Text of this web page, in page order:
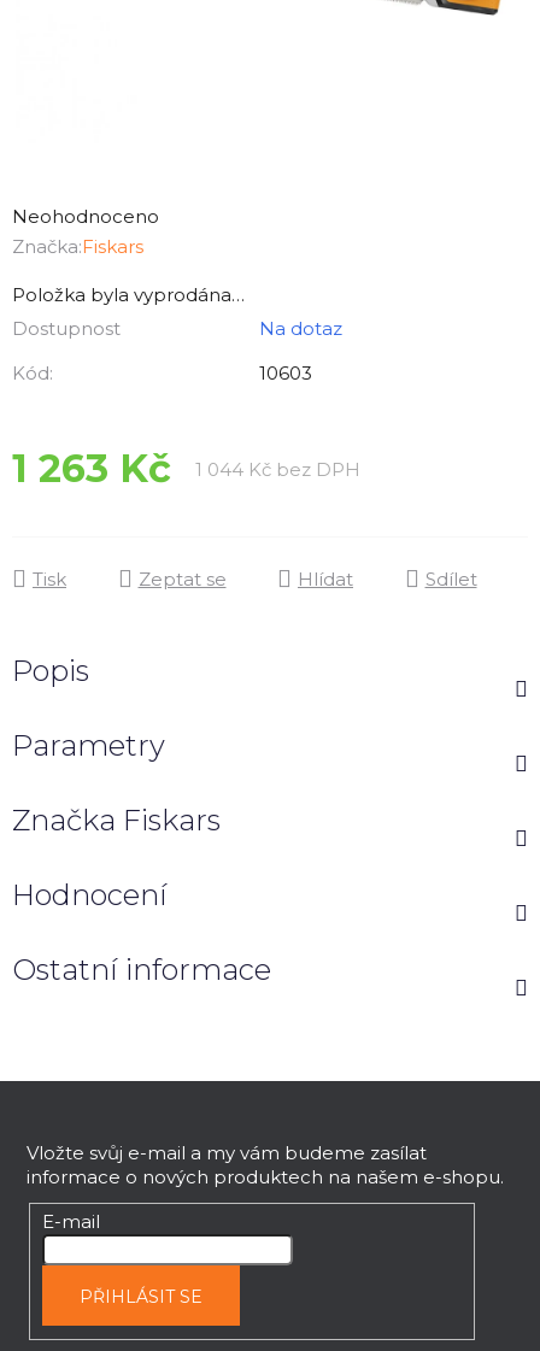
hodnocení
produktu
0,0
z
5
Neohodnoceno
Značka:Fiskars
Položka byla vyprodána…
Dostupnost
Na dotaz
Kód:
10603
1 263 Kč 1 044 Kč bez DPH
Tisk Zeptat se Hlídat Sdílet
Popis
Parametry
Značka Fiskars
Hodnocení
Ostatní informace
Vložte svůj e-mail a my vám budeme zasílat
informace o nových produktech na našem e-shopu.
E-mail
PŘIHLÁSIT SE